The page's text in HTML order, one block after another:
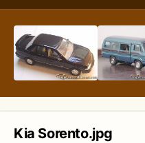
Kia Sorento.jpg